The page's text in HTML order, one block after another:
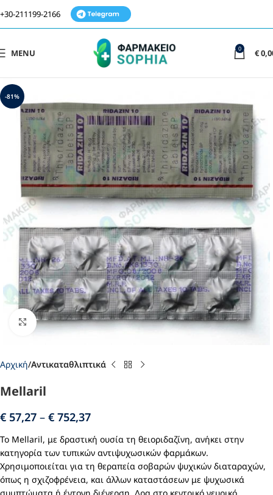
+30-211199-2166
MENU 0 €
-81%
Click to enlarge
Αρχική Αντικαταθλιπτικά
Mellaril
€ 57,27 – € 752,37
Το Mellaril, με δραστική ουσία τη θειοριδαζίνη, ανήκει στην
κατηγορία των τυπικών αντιψυχωσικών φαρμάκων.
Χρησιμοποιείται για τη θεραπεία σοβαρών ψυχικών διαταραχών,
όπως η σχιζοφρένεια, και άλλων καταστάσεων με ψυχωσικά